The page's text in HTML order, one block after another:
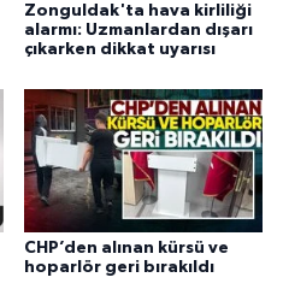
Zonguldak'ta hava kirliliği
alarmı: Uzmanlardan dışarı
çıkarken dikkat uyarısı
CHP’den alınan kürsü ve
hoparlör geri bırakıldı